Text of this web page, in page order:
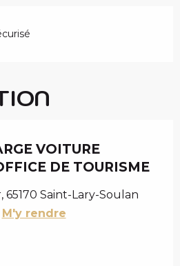
VOITURE
DE TOURISME
65170 Saint-Lary-Soulan
M'y rendre